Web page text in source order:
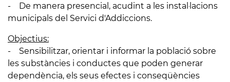
- De manera presencial, acudint a les instal·lacions
municipals del Servici d'Addiccions.
Objectius:
- Sensibilitzar, orientar i informar la població sobre
les substàncies i conductes que poden generar
dependència, els seus efectes i conseqüències